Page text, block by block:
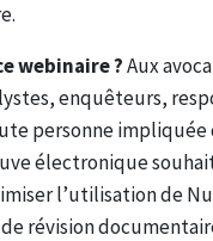
webinaire ?Aux
enquêteurs,
personne impliquée
électronique
l’utilisation de
révision